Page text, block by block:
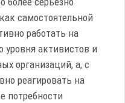
самостоятельной
работать на
уровня активистов и
организаций, а, с
реагировать на
потребности